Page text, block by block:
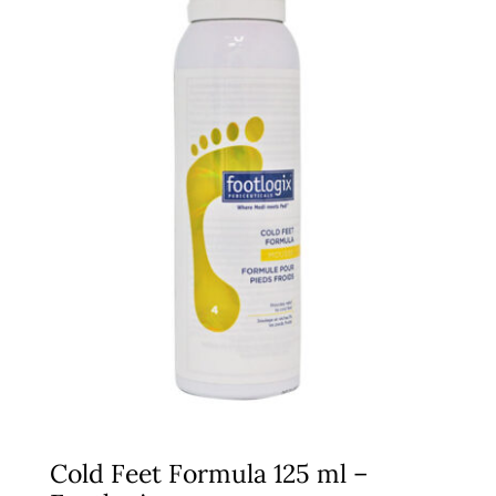
Cold Feet Formula 125 ml –